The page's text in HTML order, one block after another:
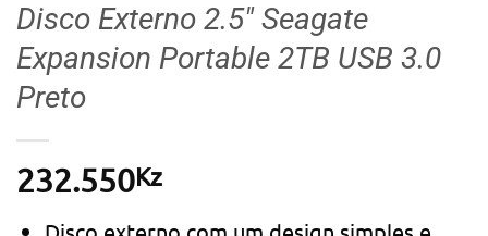
Disco Externo 2.5″ Seagate
Expansion Portable 2TB USB 3.0
Preto
232.550Kz
Disco externo com um design simples e